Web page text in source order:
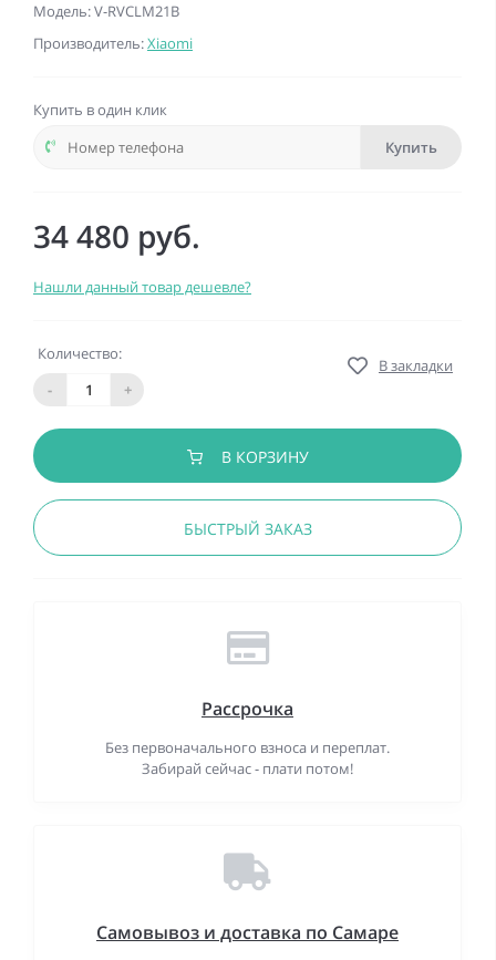
Модель: V-RVCLM21B
Производитель:Xiaomi
Купить в один клик
Купить
34 480 руб.
Нашли данный товар дешевле?
Количество:
-
+
В закладки
В КОРЗИНУ
БЫСТРЫЙ ЗАКАЗ
Рассрочка
Без первоначального взноса и переплат.
Забирай сейчас - плати потом!
Самовывоз и доставка по Самаре